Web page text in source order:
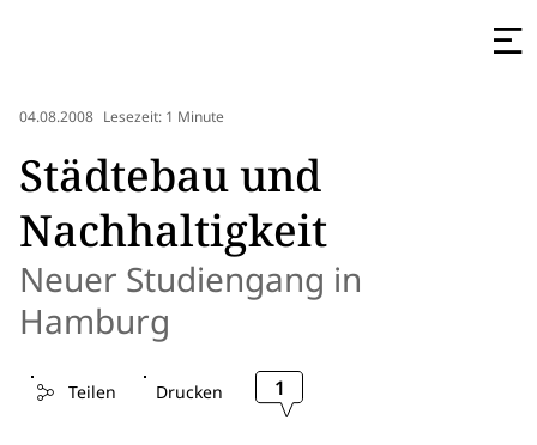
04.08.2008 Lesezeit: 1 Minute
Städtebau und
Nachhaltigkeit
Neuer Studiengang in
Hamburg
Teilen Drucken 1